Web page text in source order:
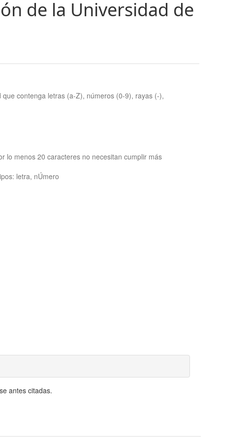
de la Universidad de
contenga letras (a-Z), números (0-9), rayas (-),
lo menos 20 caracteres no necesitan cumplir más
letra, nÚmero
antes citadas.